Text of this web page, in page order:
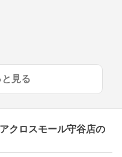
見る
クロスモール守谷店の